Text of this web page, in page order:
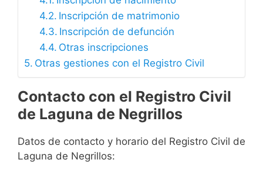
Inscripción de matrimonio
Inscripción de defunción
Otras inscripciones
Otras gestiones con el Registro Civil
Contacto con el Registro Civil
de Laguna de Negrillos
Datos de contacto y horario del Registro Civil de
Laguna de Negrillos: